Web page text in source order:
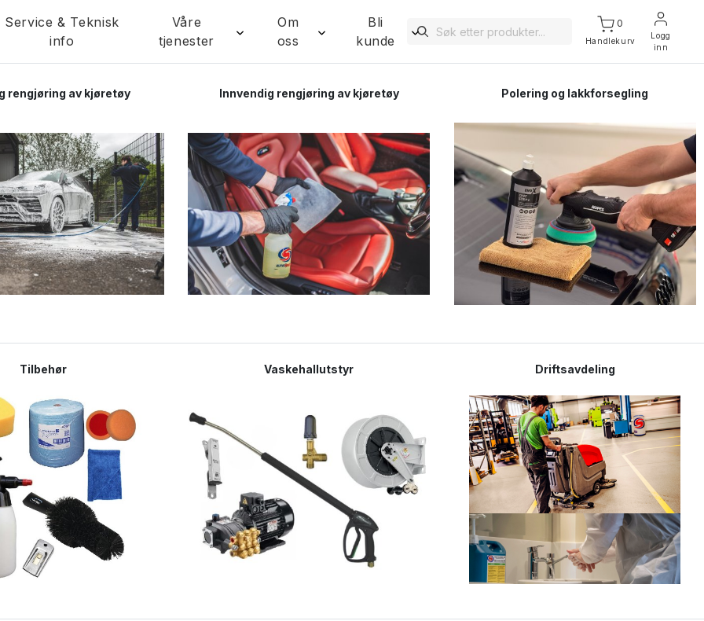
Service & Teknisk
info
Våre
tjenester
Om
oss
Bli
kunde
0
Handlekurv
Logg
inn
rengjøring av kjøretøy Innvendig rengjøring av kjøretøy Polering og lakkforsegling
Tilbehør Vaskehallutstyr Driftsavdeling